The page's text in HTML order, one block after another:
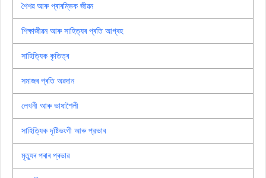
শৈশৱ আৰু প্ৰাৰম্ভিক জীৱন
শিক্ষাজীৱন আৰু সাহিত্যৰ প্ৰতি আগ্ৰহ
সাহিত্যিক কৃতিত্ব
সমাজৰ প্ৰতি অৱদান
লেখনী আৰু ভাষাশৈলী
সাহিত্যিক দৃষ্টিভংগী আৰু প্রভাব
মৃত্যুৰ পৰাৰ প্ৰভাৱ